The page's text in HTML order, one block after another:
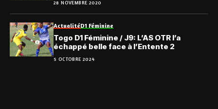
28 NOVEMBRE 2020
ActualitéD1 Féminine
Togo D1 Féminine / J9: L’AS OTR l’a
échappé belle face à l’Entente 2
5 OCTOBRE 2024